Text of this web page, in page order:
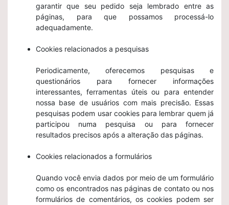
garantir que seu pedido seja lembrado entre as
páginas, para que possamos processá-lo
adequadamente.
Cookies relacionados a pesquisas
Periodicamente, oferecemos pesquisas e
questionários para fornecer informações
interessantes, ferramentas úteis ou para entender
nossa base de usuários com mais precisão. Essas
pesquisas podem usar cookies para lembrar quem já
participou numa pesquisa ou para fornecer
resultados precisos após a alteração das páginas.
Cookies relacionados a formulários
Quando você envia dados por meio de um formulário
como os encontrados nas páginas de contato ou nos
formulários de comentários, os cookies podem ser